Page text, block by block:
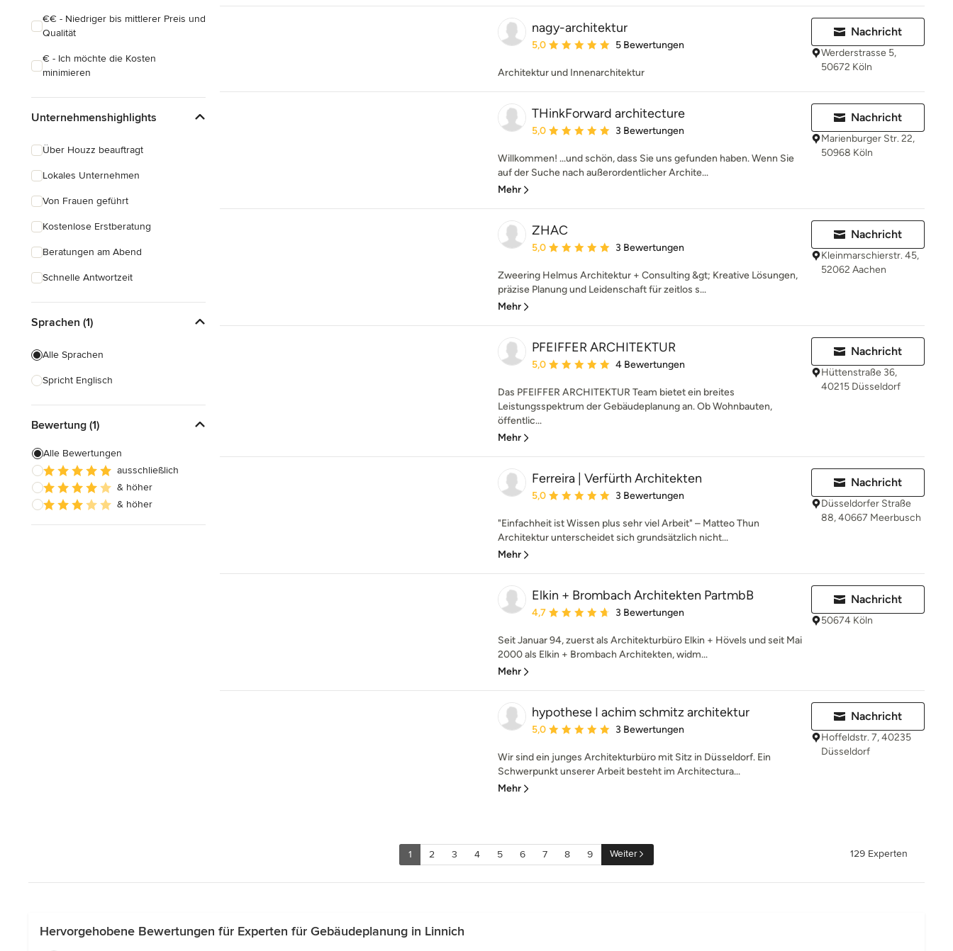
€€ - Niedriger bis mittlerer Preis und
Qualität
€ - Ich möchte die Kosten
minimieren
Unternehmenshighlights
Über Houzz beauftragt
Lokales Unternehmen
Von Frauen geführt
Kostenlose Erstberatung
Beratungen am Abend
Schnelle Antwortzeit
Sprachen (1)
Alle Sprachen
Spricht Englisch
Bewertung (1)
Alle Bewertungen
ausschließlich
& höher
& höher
nagy-architektur
Durchschnittliche Bewertung: 5 von 5 Sternen
5,0 5 Bewertungen
Architektur und Innenarchitektur
Nachricht
Werderstrasse 5,
50672 Köln
THinkForward architecture
Durchschnittliche Bewertung: 5 von 5 Sternen
5,0 3 Bewertungen
Willkommen! ...und schön, dass Sie uns gefunden haben. Wenn Sie
auf der Suche nach außerordentlicher Archite...
Mehr
Nachricht
Marienburger Str. 22,
50968 Köln
ZHAC
Durchschnittliche Bewertung: 5 von 5 Sternen
5,0 3 Bewertungen
Zweering Helmus Architektur + Consulting &gt; Kreative Lösungen,
präzise Planung und Leidenschaft für zeitlos s...
Mehr
Nachricht
Kleinmarschierstr. 45,
52062 Aachen
PFEIFFER ARCHITEKTUR
Durchschnittliche Bewertung: 5 von 5 Sternen
5,0 4 Bewertungen
Das PFEIFFER ARCHITEKTUR Team bietet ein breites
Leistungsspektrum der Gebäudeplanung an. Ob Wohnbauten,
öffentlic...
Mehr
Nachricht
Hüttenstraße 36,
40215 Düsseldorf
Ferreira | Verfürth Architekten
Durchschnittliche Bewertung: 5 von 5 Sternen
5,0 3 Bewertungen
"Einfachheit ist Wissen plus sehr viel Arbeit" – Matteo Thun
Architektur unterscheidet sich grundsätzlich nicht...
Mehr
Nachricht
Düsseldorfer Straße
88, 40667 Meerbusch
Elkin + Brombach Architekten PartmbB
Durchschnittliche Bewertung: 4.7 von 5 Sternen
4,7 3 Bewertungen
Seit Januar 94, zuerst als Architekturbüro Elkin + Hövels und seit Mai
2000 als Elkin + Brombach Architekten, widm...
Mehr
Nachricht
50674 Köln
hypothese I achim schmitz architektur
Durchschnittliche Bewertung: 5 von 5 Sternen
5,0 3 Bewertungen
Wir sind ein junges Architekturbüro mit Sitz in Düsseldorf. Ein
Schwerpunkt unserer Arbeit besteht im Architectura...
Mehr
Nachricht
Hoffeldstr. 7, 40235
Düsseldorf
1 2 3 4 5 6 7 8 9 Weiter 129 Experten
Hervorgehobene Bewertungen für Experten für Gebäudeplanung in Linnich